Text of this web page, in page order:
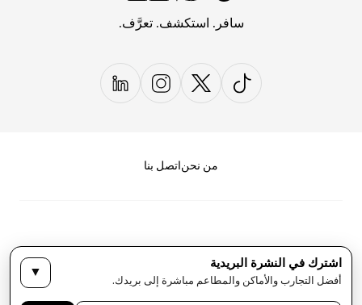
سافر. استكشف. تعرَّف.
من نحن اتصل بنا
سياسة الخصوصية
الأحكام والشروط
حقوق النشر لمجلة LIST كل الحقوق محفوظة
اشترك في النشرة البريدية
أفضل التجارب والأماكن والمطاعم مباشرة إلى بريدك.
▼